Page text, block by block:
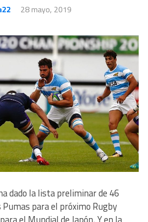
28 mayo, 2019
dado la lista preliminar de 46
Pumas para el próximo Rugby